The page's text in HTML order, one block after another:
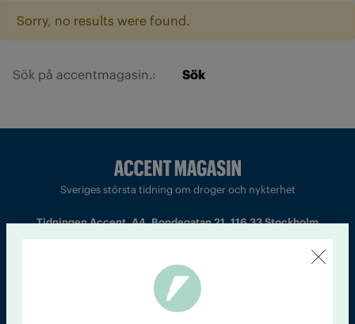
Sorry, no results were found.
Sök
Sveriges största tidning om droger och nykterhet
Tidningen Accent, A4, Bondegatan 21, 116 33 Stockholm
Chefredaktör och ansvarig utgivare: Barbro Janson Lundkvist,
barbro@a4.se.